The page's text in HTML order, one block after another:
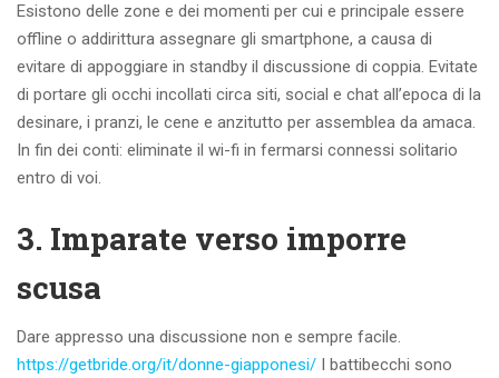
Esistono delle zone e dei momenti per cui e principale essere
offline o addirittura assegnare gli smartphone, a causa di
evitare di appoggiare in standby il discussione di coppia. Evitate
di portare gli occhi incollati circa siti, social e chat all’epoca di la
desinare, i pranzi, le cene e anzitutto per assemblea da amaca.
In fin dei conti: eliminate il wi-fi in fermarsi connessi solitario
entro di voi.
3. Imparate verso imporre
scusa
Dare appresso una discussione non e sempre facile.
https://getbride.org/it/donne-giapponesi/ I battibecchi sono